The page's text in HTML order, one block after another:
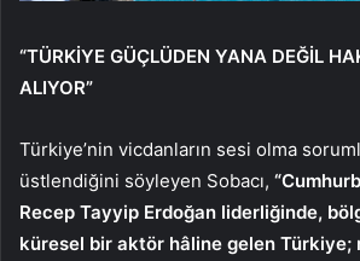
“TÜRKİYE GÜÇLÜDEN YANA DEĞİL
ALIYOR”
Türkiye’nin vicdanların sesi olma
üstlendiğini söyleyen Sobacı,
Recep Tayyip Erdoğan liderliğinde,
küresel bir aktör hâline gelen Türkiye;